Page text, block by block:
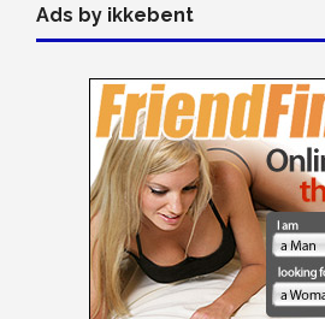
Ads by ikkebent